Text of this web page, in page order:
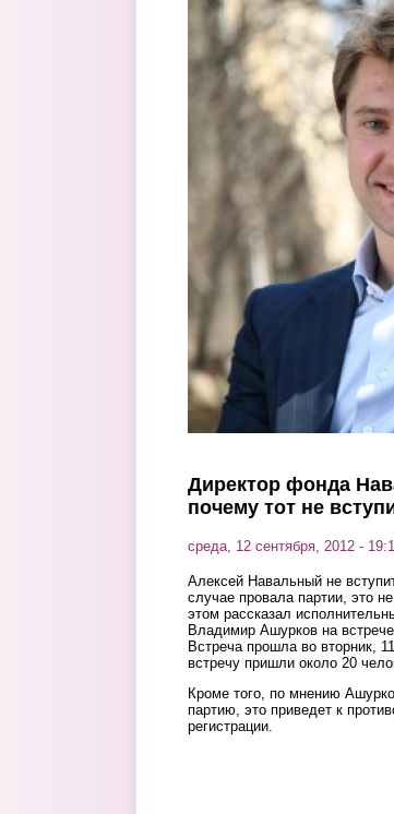
Перейти к основному содержанию
Директор фонда
почему тот не
среда, 12 сентября, 2012 -
Алексей Навальный не
случае провала партии, это
этом рассказал
Владимир Ашурков на
Встреча прошла во вторник,
встречу пришли около 20
Кроме того, по мнению
партию, это приведет к
регистрации.